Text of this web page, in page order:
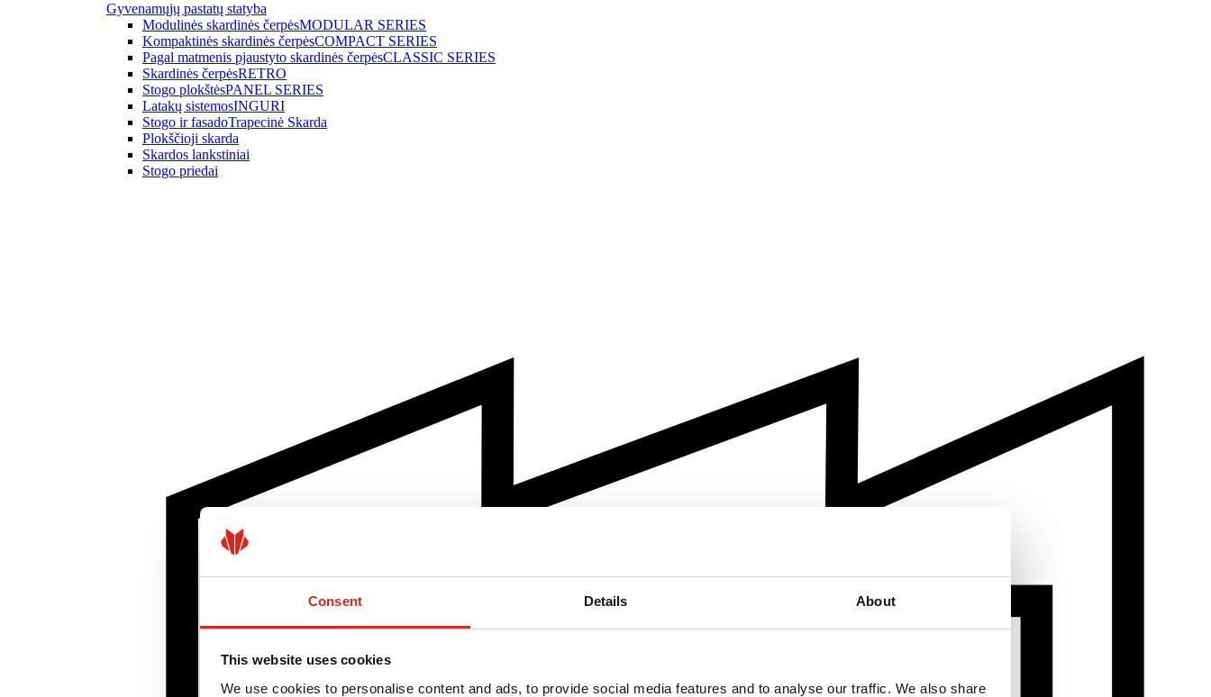
Consent Details About
This website uses cookies
We use cookies to personalise content and ads, to provide social media features and to analyse our traffic. We also share
Gyvenamųjų pastatų statyba
Modulinės skardinės čerpėsMODULAR SERIES
Kompaktinės skardinės čerpėsCOMPACT SERIES
Pagal matmenis pjaustyto skardinės čerpėsCLASSIC SERIES
Skardinės čerpėsRETRO
Stogo plokštėsPANEL SERIES
Latakų sistemosINGURI
Stogo ir fasadoTrapecinė Skarda
Plokščioji skarda
Skardos lankstiniai
Stogo priedai